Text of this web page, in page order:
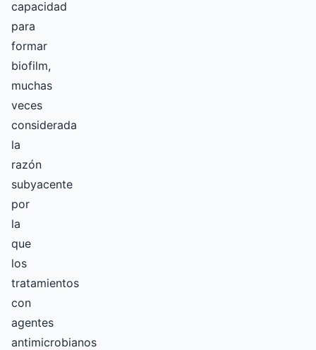
capacidad
para
formar
biofilm,
muchas
veces
considerada
la
razón
subyacente
por
la
que
los
tratamientos
con
agentes
antimicrobianos